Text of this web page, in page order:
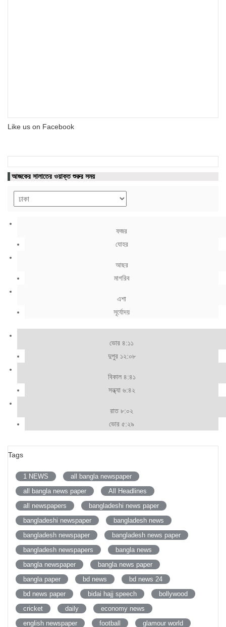
Like us on Facebook
আজকের সালাতের ওয়াক্ত শুরুর সময়
ফজর
যোহর
আছর
মাগরিব
এশা
সূর্যোদয়
ভোর ৪:১১
দুপুর ১২:০৮
বিকাল ৪:৪১
সন্ধ্যা ৬:৪২
রাত ৮:০২
ভোর ৫:২৯
Tags
1 NEWS
all bangla newspaper
all bangla news paper
All Headlines
all newspapers
bangladeshi news paper
bangladeshi newspaper
bangladesh news
bangladesh newspaper
bangladesh news paper
bangladesh newspapers
bangla news
bangla newspaper
bangla news paper
bangla paper
bd news
bd news 24
bd news paper
bidai hajj speech
bollywood
cricket
daily
economy news
english newspaper
football
glamour world